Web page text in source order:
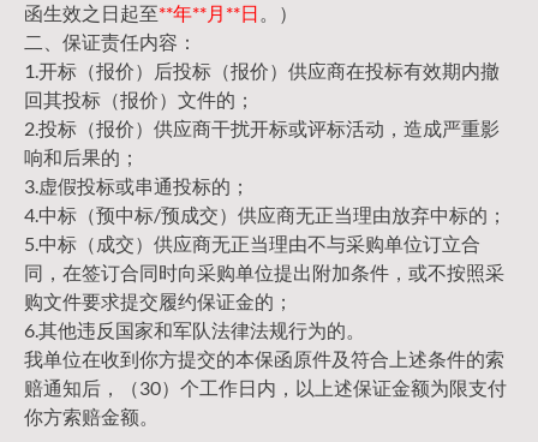
函生效之日起至**年**月**日 。）
二、保证责任内容：
1.开标（报价）后投标（报价）供应商在投标有效期内撤
回其投标（报价）文件的；
2.投标（报价）供应商干扰开标或评标活动，造成严重影
响和后果的；
3.虚假投标或串通投标的；
4.中标（预中标/预成交）供应商无正当理由放弃中标的；
5.中标（成交）供应商无正当理由不与采购单位订立合
同，在签订合同时向采购单位提出附加条件，或不按照采
购文件要求提交履约保证金的；
6.其他违反国家和军队法律法规行为的。
我单位在收到你方提交的本保函原件及符合上述条件的索
赔通知后，（30）个工作日内，以上述保证金额为限支付
你方索赔金额。